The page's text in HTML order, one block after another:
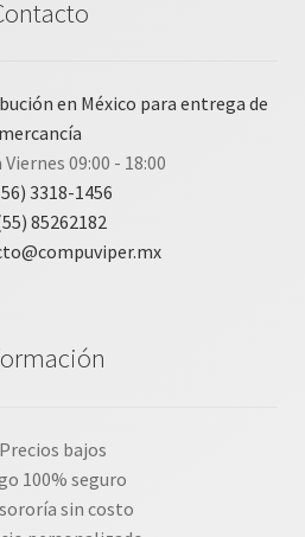
en México para entrega de
mercancía
Viernes 09:00 - 18:00
3318-1456
85262182
Precios bajos
100% seguro
sin costo